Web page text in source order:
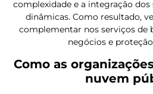
complexidade e a integração
dinâmicas. Como resultado,
complementar nos serviços de
negócios e
Como as
nuvem